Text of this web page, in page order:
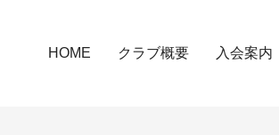
HOME クラブ概要 入会案内